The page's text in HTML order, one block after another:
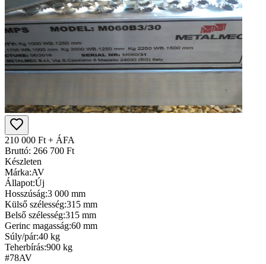
210 000 Ft + ÁFA
Bruttó: 266 700 Ft
Készleten
Márka:AV
Állapot:Új
Hosszúság:3 000 mm
Külső szélesség:315 mm
Belső szélesség:315 mm
Gerinc magasság:60 mm
Súly/pár:40 kg
Teherbírás:900 kg
#78AV